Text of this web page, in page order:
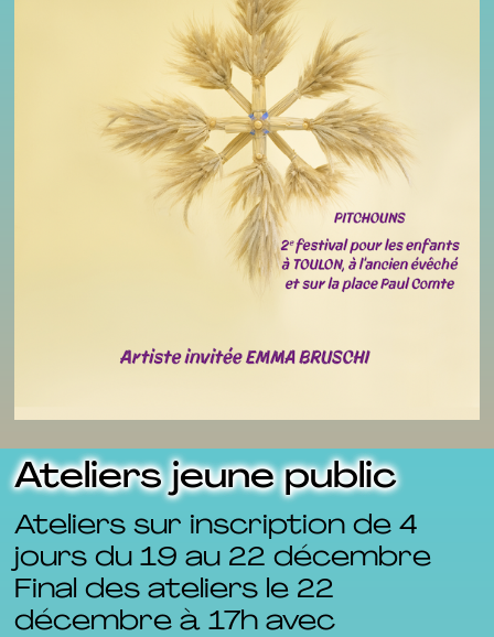
Ateliers jeune public
Ateliers sur inscription de 4
jours du 19 au 22 décembre
Final des ateliers le 22
décembre à 17h avec